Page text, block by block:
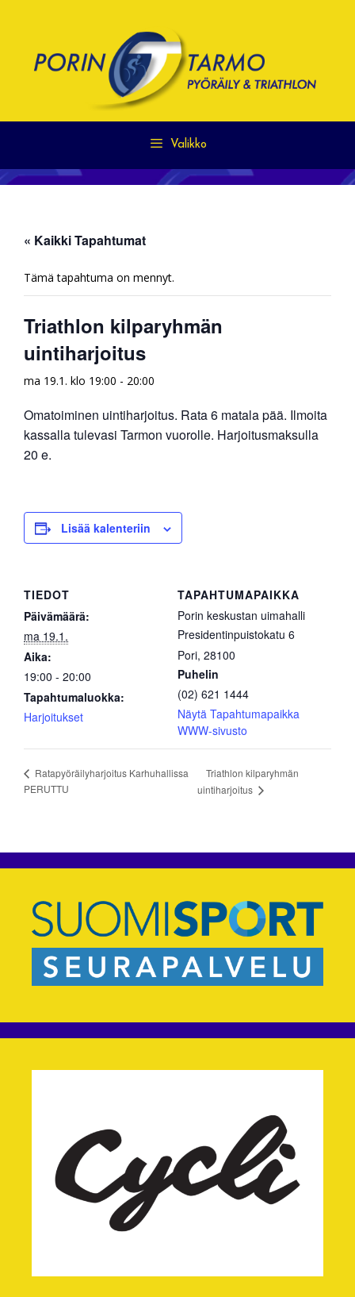
Valikko
« Kaikki Tapahtumat
Tämä tapahtuma on mennyt.
Triathlon kilparyhmän
uintiharjoitus
ma 19.1. klo 19:00 - 20:00
Omatoiminen uintiharjoitus. Rata 6 matala pää. Ilmoita
kassalla tulevasi Tarmon vuorolle. Harjoitusmaksulla
20 e.
Lisää kalenteriin
TIEDOT
Päivämäärä:
ma 19.1.
Aika:
19:00 - 20:00
Tapahtumaluokka:
Harjoitukset
TAPAHTUMAPAIKKA
Porin keskustan uimahalli
Presidentinpuistokatu 6
Pori, 28100
Puhelin
(02) 621 1444
Näytä Tapahtumapaikka
WWW-sivusto
Ratapyöräilyharjoitus Karhuhallissa
PERUTTU
Triathlon kilparyhmän
uintiharjoitus